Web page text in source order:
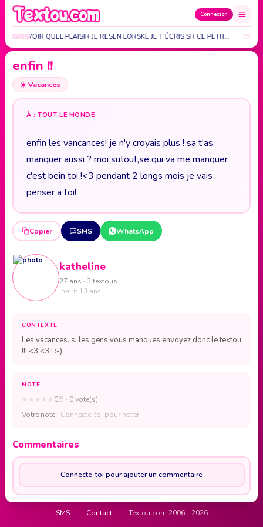
Connexion
PAS SAVOIR QUEL PLAISIR JE RESEN LORSKE JE T’ÉCRIS SR CE PETIT…
enfin !!
☀️Vacances
À : TOUT LE MONDE
enfin les vancances! je n'y croyais plus ! sa t'as
manquer aussi ? moi sutout,se qui va me manquer
c'est bein toi !<3 pendant 2 longs mois je vais
penser a toi!
Copier SMS WhatsApp
katheline
27 ans · 3 textous
Inscrit 13 ans
CONTEXTE
Les vacances. si les gens vous manques envoyez donc le textou
!!! <3 <3 ! :-)
NOTE
★ ★ ★ ★ ★0/5 · 0 vote(s)
Votre note : Connecte-toi pour noter
Commentaires
Connecte-toi pour ajouter un commentaire
SMS — Contact — Textou.com 2006 - 2026